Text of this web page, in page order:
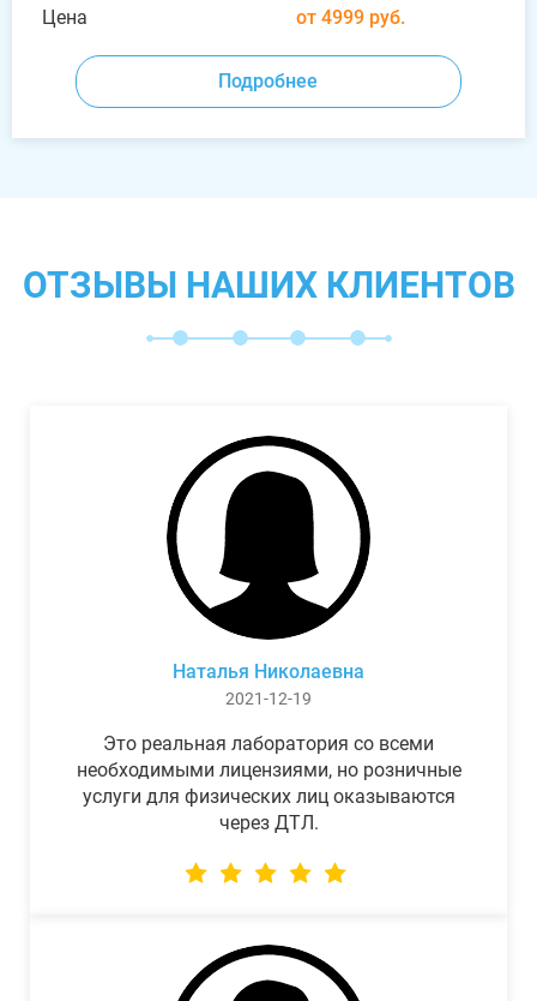
Цена
от 4999 руб.
Подробнее
ОТЗЫВЫ НАШИХ КЛИЕНТОВ
Наталья Николаевна
2021-12-19
Это реальная лаборатория со всеми
необходимыми лицензиями, но розничные
услуги для физических лиц оказываются
через ДТЛ.